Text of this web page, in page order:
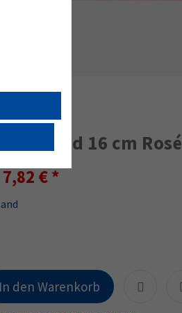
rund 16 cm Rosé
7,82 €
In den Warenkorb